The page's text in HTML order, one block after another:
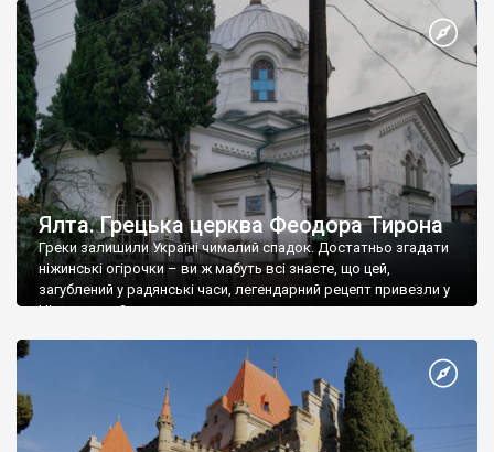
Ялта. Грецька церква Феодора Тирона
Греки залишили Україні чималий спадок. Достатньо згадати
ніжинські огірочки – ви ж мабуть всі знаєте, що цей,
загублений у радянські часи, легендарний рецепт привезли у
Ніжин греки?